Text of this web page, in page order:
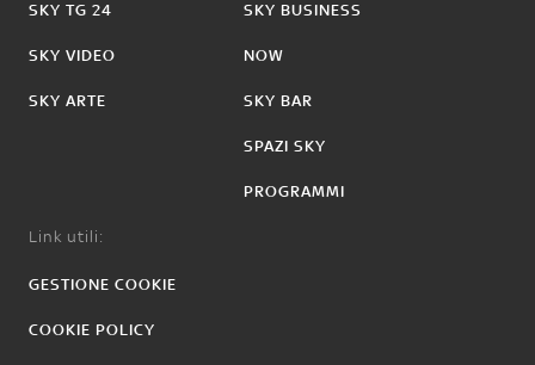
SKY TG 24
SKY VIDEO
SKY ARTE
SKY BUSINESS
NOW
SKY BAR
SPAZI SKY
PROGRAMMI
Link utili:
GESTIONE COOKIE
COOKIE POLICY